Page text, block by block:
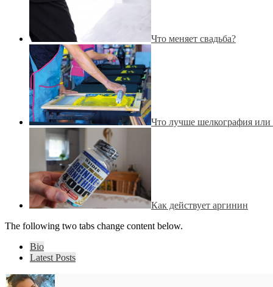
Что меняет свадьба?
Что лучше шелкография или
Как действует аргинин
The following two tabs change content below.
Bio
Latest Posts